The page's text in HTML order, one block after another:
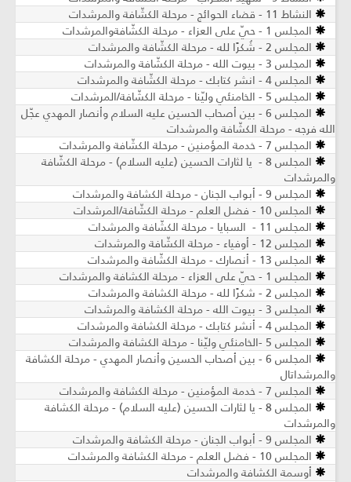
النشاط 11 - قضاء الحوائج - مرحلة الكشّافة والمرشدات
المجلس 1 - حيّ على العزاء - مرحلة الكشّافةوالمرشدات
المجلس 2 - شُكرًا لله - مرحلة الكشّافة والمرشدات
المجلس 3 - بيوت الله - مرحلة الكشّافة والمرشدات
المجلس 4 - انشر كتابك - مرحلة الكشّافة والمرشدات
المجلس 5 - الخامنئي وليّنا - مرحلة الكشّافة/المرشدات
المجلس 6 - بين أصحاب الحسين عليه السلام وأنصار المهدي عجّل
الله فرجه - مرحلة الكشّافة والمرشدات
المجلس 7 - خدمة المؤمنين - مرحلة الكشّافة والمرشدات
المجلس 8 - يا لثارات الحسين (عليه السلام) - مرحلة الكشّافة
والمرشدات
المجلس 9 - أبواب الجنان - مرحلة الكشافة والمرشدات
المجلس 10 - فضل العلم - مرحلة الكشّافة/المرشدات
المجلس 11 - السبايا - مرحلة الكشّافة والمرشدات
المجلس 12 - أوفياء - مرحلة الكشّافة والمرشدات
المجلس 13 - أنصارك - مرحلة الكشّافة والمرشدات
المجلس 1 - حيّ على العزاء - مرحلة الكشافة والمرشدات
المجلس 2 - شكرًا لله - مرحلة الكشافة والمرشدات
المجلس 3 - بيوت الله - مرحلة الكشافة والمرشدات
المجلس 4 - أنشر كتابك - مرحلة الكشافة والمرشدات
المجلس 5 -الخامنئي وليّنا - مرحلة الكشافة والمرشدات
المجلس 6 - بين أصحاب الحسين وأنصار المهدي - مرحلة الكشافة
والمرشداتال
المجلس 7 - خدمة المؤمنين - مرحلة الكشافة والمرشدات
المجلس 8 - يا لثارات الحسين (عليه السلام) - مرحلة الكشافة
والمرشدات
المجلس 9 - أبواب الجنان - مرحلة الكشافة والمرشدات
المجلس 10 - فضل العلم - مرحلة الكشافة والمرشدات
أوسمة الكشافة والمرشدات